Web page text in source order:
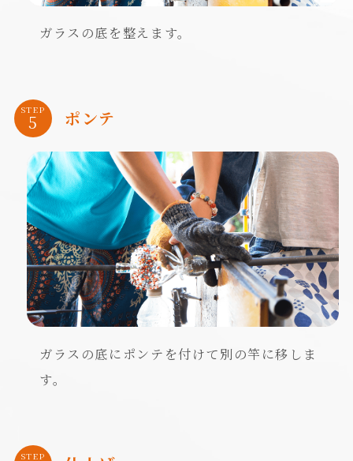
ガラスの底を整えます。
STEP ポンテ
ガラスの底にポンテを付けて別の竿に移しま
す。
STEP